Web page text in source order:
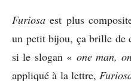
Furiosa est plus
un petit bijou, ça brille de
si le slogan « one man,
appliqué à la lettre,